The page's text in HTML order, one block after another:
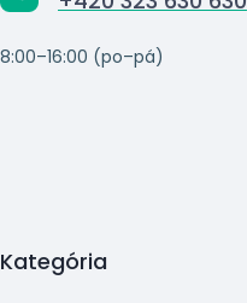
8:00–16:00 (po–pá)
Kategória